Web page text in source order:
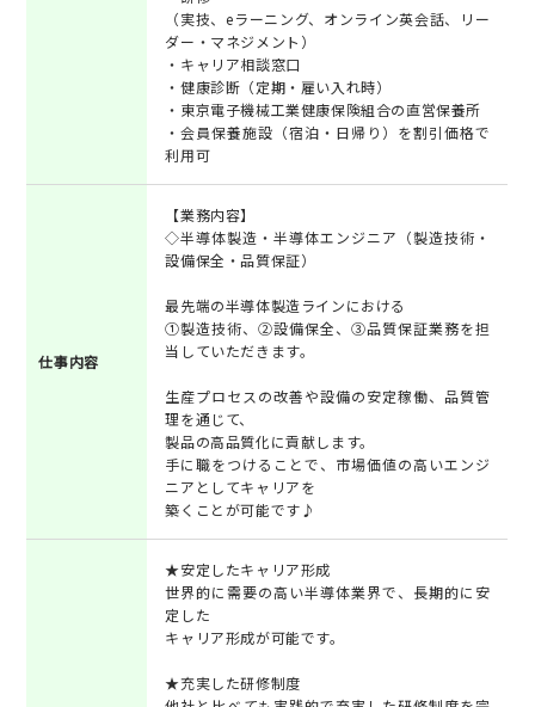
（実技、eラーニング、オンライン英会話、リー
ダー・マネジメント）
・キャリア相談窓口
・健康診断（定期・雇い入れ時）
・東京電子機械工業健康保険組合の直営保養所
・会員保養施設（宿泊・日帰り）を割引価格で
利用可
仕事内容
【業務内容】
◇半導体製造・半導体エンジニア（製造技術・
設備保全・品質保証）
最先端の半導体製造ラインにおける
①製造技術、②設備保全、③品質保証業務を担
当していただきます。
生産プロセスの改善や設備の安定稼働、品質管
理を通じて、
製品の高品質化に貢献します。
手に職をつけることで、市場価値の高いエンジ
ニアとしてキャリアを
築くことが可能です♪
★安定したキャリア形成
世界的に需要の高い半導体業界で、長期的に安
定した
キャリア形成が可能です。
★充実した研修制度